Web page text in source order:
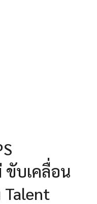
ขับเคลื่อน